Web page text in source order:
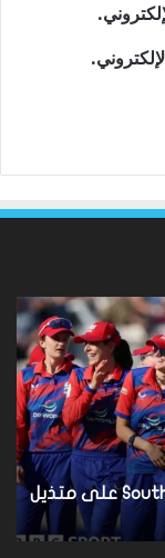
نتائج Hundred 2026: فاز فريق Southern Brave على متذيل